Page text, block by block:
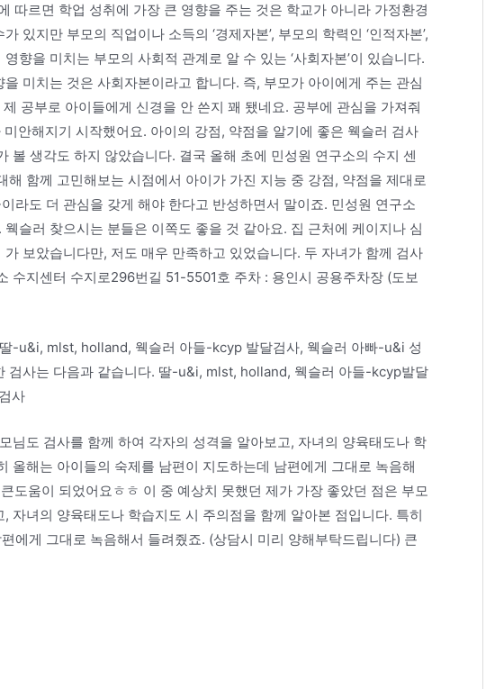
따르면 학업 성취에 가장 큰 영향을 주는 것은 학교가 아니라 가정환경
있지만 부모의 직업이나 소득의 ‘경제자본’, 부모의 학력인 ‘인적자본’,
향을 미치는 부모의 사회적 관계로 알 수 있는 ‘사회자본’이 있습니다.
미치는 것은 사회자본이라고 합니다. 즉, 부모가 아이에게 주는 관심
공부로 아이들에게 신경을 안 쓴지 꽤 됐네요. 공부에 관심을 가져줘
안해지기 시작했어요. 아이의 강점, 약점을 알기에 좋은 웩슬러 검사
볼 생각도 하지 않았습니다. 결국 올해 초에 민성원 연구소의 수지 센
함께 고민해보는 시점에서 아이가 가진 지능 중 강점, 약점을 제대로
라도 더 관심을 갖게 해야 한다고 반성하면서 말이죠. 민성원 연구소
슬러 찾으시는 분들은 이쪽도 좋을 것 같아요. 집 근처에 케이지나 심
보았습니다만, 저도 매우 만족하고 있었습니다. 두 자녀가 함께 검사
수지센터 수지로296번길 51-5501호 주차 : 용인시 공용주차장 (도보
-u&i, mlst, holland, 웩슬러 아들-kcyp 발달검사, 웩슬러 아빠-u&i 성
검사는 다음과 같습니다. 딸-u&i, mlst, holland, 웩슬러 아들-kcyp발달
사
님도 검사를 함께 하여 각자의 성격을 알아보고, 자녀의 양육태도나 학
올해는 아이들의 숙제를 남편이 지도하는데 남편에게 그대로 녹음해
도움이 되었어요ㅎㅎ 이 중 예상치 못했던 제가 가장 좋았던 점은 부모
자녀의 양육태도나 학습지도 시 주의점을 함께 알아본 점입니다. 특히
에게 그대로 녹음해서 들려줬죠. (상담시 미리 양해부탁드립니다) 큰